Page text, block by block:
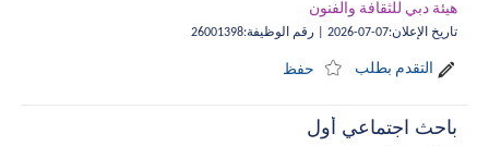
هيئة دبي للثقافة والفنون
تاريخ الإعلان:
07-07-2026 رقم الوظيفة:
26001398
التقدم بطلب حفظ
باحث اجتماعي أول